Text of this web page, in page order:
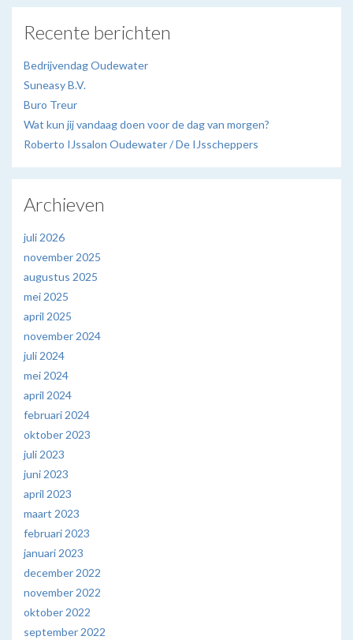
Recente berichten
Bedrijvendag Oudewater
Suneasy B.V.
Buro Treur
Wat kun jij vandaag doen voor de dag van morgen?
Roberto IJssalon Oudewater / De IJsscheppers
Archieven
juli 2026
november 2025
augustus 2025
mei 2025
april 2025
november 2024
juli 2024
mei 2024
april 2024
februari 2024
oktober 2023
juli 2023
juni 2023
april 2023
maart 2023
februari 2023
januari 2023
december 2022
november 2022
oktober 2022
september 2022